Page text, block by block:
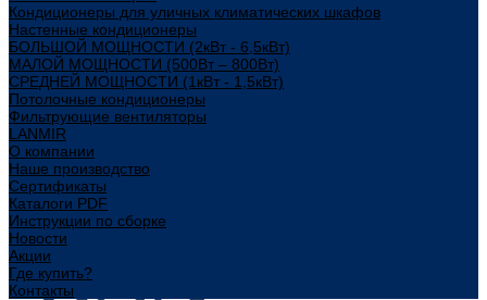
Кондиционеры для уличных климатических шкафов
Настенные кондиционеры
БОЛЬШОЙ МОЩНОСТИ (2кВт - 6,5кВт)
МАЛОЙ МОЩНОСТИ (500Вт – 800Вт)
СРЕДНЕЙ МОЩНОСТИ (1кВт - 1,5кВт)
Потолочные кондиционеры
Фильтрующие вентиляторы
LANMIR
О компании
Наше производство
Сертификаты
Каталоги PDF
Инструкции по сборке
Новости
Акции
Где купить?
Контакты